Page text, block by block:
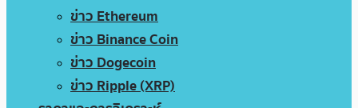
ข่าว Ethereum
ข่าว Binance Coin
ข่าว Dogecoin
ข่าว Ripple (XRP)